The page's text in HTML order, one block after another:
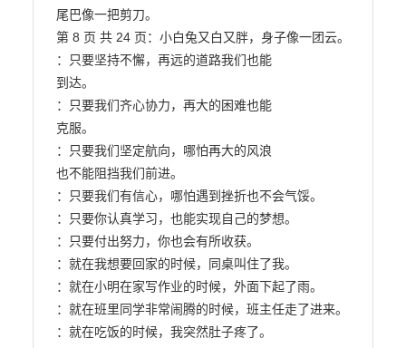
尾巴像一把剪刀。
第 8 页 共 24 页：小白兔又白又胖，身子像一团云。
：只要坚持不懈，再远的道路我们也能
到达。
：只要我们齐心协力，再大的困难也能
克服。
：只要我们坚定航向，哪怕再大的风浪
也不能阻挡我们前进。
：只要我们有信心，哪怕遇到挫折也不会气馁。
：只要你认真学习，也能实现自己的梦想。
：只要付出努力，你也会有所收获。
：就在我想要回家的时候，同桌叫住了我。
：就在小明在家写作业的时候，外面下起了雨。
：就在班里同学非常闹腾的时候，班主任走了进来。
：就在吃饭的时候，我突然肚子疼了。